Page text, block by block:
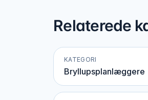
Relaterede
KATEGORI
Bryllupsplanlæggere